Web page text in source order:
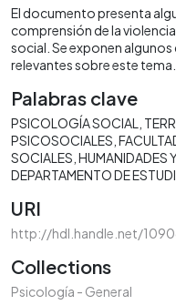
El documento presenta
comprensión de la
social. Se exponen
relevantes sobre este tema.
Palabras clave
PSICOLOGÍA SOCIAL
PSICOSOCIALES
SOCIALES HUMANIDADES
DEPARTAMENTO DE
URI
http://hdl.handle.net/
Collections
Psicología - General